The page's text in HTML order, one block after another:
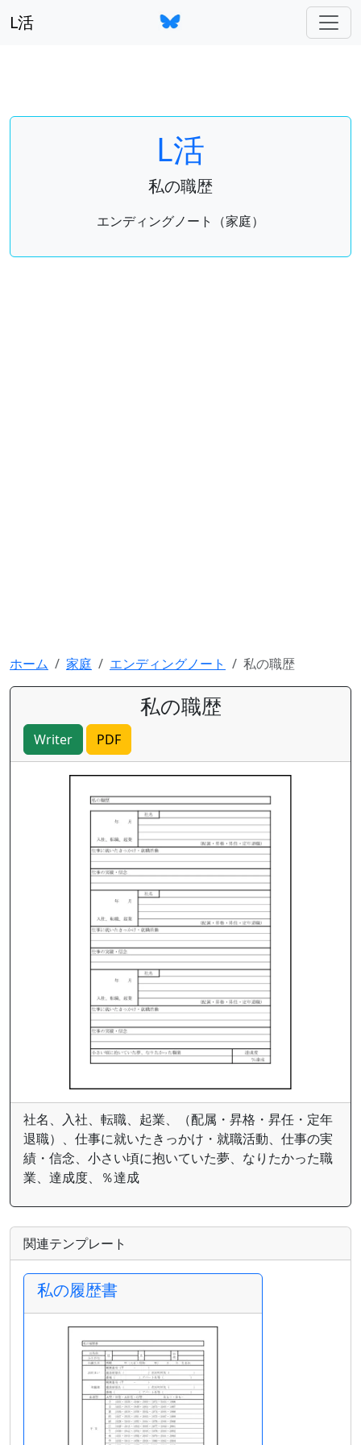
L活
L活
私の職歴
エンディングノート（家庭）
ホーム 家庭 エンディングノート 私の職歴
私の職歴
Writer PDF
社名、入社、転職、起業、（配属・昇格・昇任・定年
退職）、仕事に就いたきっかけ・就職活動、仕事の実
績・信念、小さい頃に抱いていた夢、なりたかった職
業、達成度、％達成
関連テンプレート
私の履歴書